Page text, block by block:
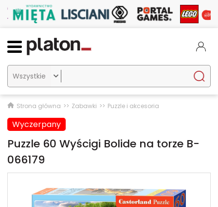

Strona główna Zabawki Puzzle i akcesoria
Wyczerpany
Puzzle 60 Wyścigi Bolide na torze B-
066179